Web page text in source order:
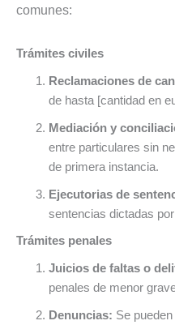
comunes:
Trámites civiles
Reclamaciones de
de hasta [cantidad en
Mediación y
entre particulares sin
de primera instancia.
Ejecutorias de
sentencias dictadas
Trámites penales
Juicios de faltas o
penales de menor
Denuncias: Se